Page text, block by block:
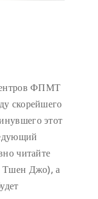
ФПМТ
скорейшего
этот
читайте
Джо), а